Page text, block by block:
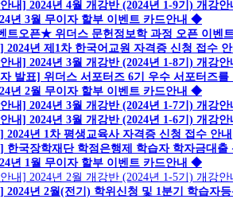
내] 2024년 4월 개강반 (2024년 1-9기) 개강안
년 3월 무이자 할부 이벤트 카드안내 ◆
트오픈★ 위더스 문헌정보학 과정 오픈 이벤
2024년 제1차 한국어교원 자격증 신청 접수
내] 2024년 3월 개강반 (2024년 1-8기) 개강안
발표] 위더스 서포터즈 6기 우수 서포터즈를
년 2월 무이자 할부 이벤트 카드안내 ◆
내] 2024년 3월 개강반 (2024년 1-7기) 개강안
내] 2024년 3월 개강반 (2024년 1-6기) 개강안
2024년 1차 평생교육사 자격증 신청 접수 안내
한국장학재단 학점은행제 학습자 학자금대출
년 1월 무이자 할부 이벤트 카드안내 ◆
내] 2024년 2월 개강반 (2024년 1-5기) 개강안
2024년 2월(전기) 학위신청 및 1분기 학습자